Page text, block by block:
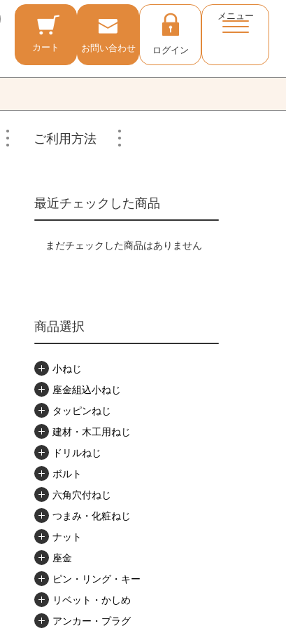
カート お問い合わせ ログイン
メニュー
ご利用方法
最近チェックした商品
まだチェックした商品はありません
商品選択
小ねじ
座金組込小ねじ
タッピンねじ
建材・木工用ねじ
ドリルねじ
ボルト
六角穴付ねじ
つまみ・化粧ねじ
ナット
座金
ピン・リング・キー
リベット・かしめ
アンカー・プラグ